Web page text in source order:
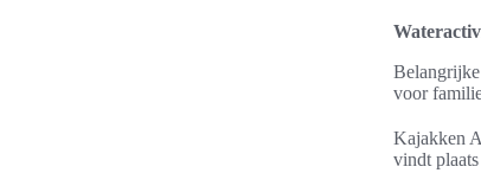
voor
Kajakken
vindt